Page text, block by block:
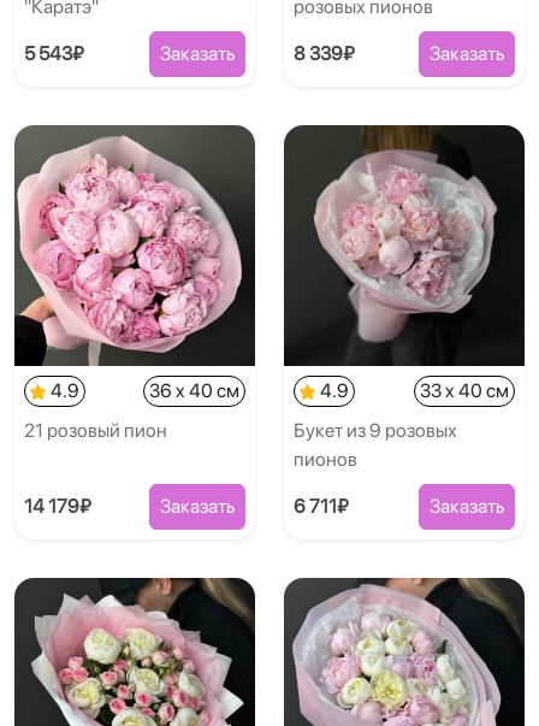
"Каратэ"
5 543₽ Заказать
розовых пионов
8 339₽ Заказать
4.9
36 x 40 см
21 розовый пион
14 179₽ Заказать
4.9
33 x 40 см
Букет из 9 розовых
пионов
6 711₽ Заказать